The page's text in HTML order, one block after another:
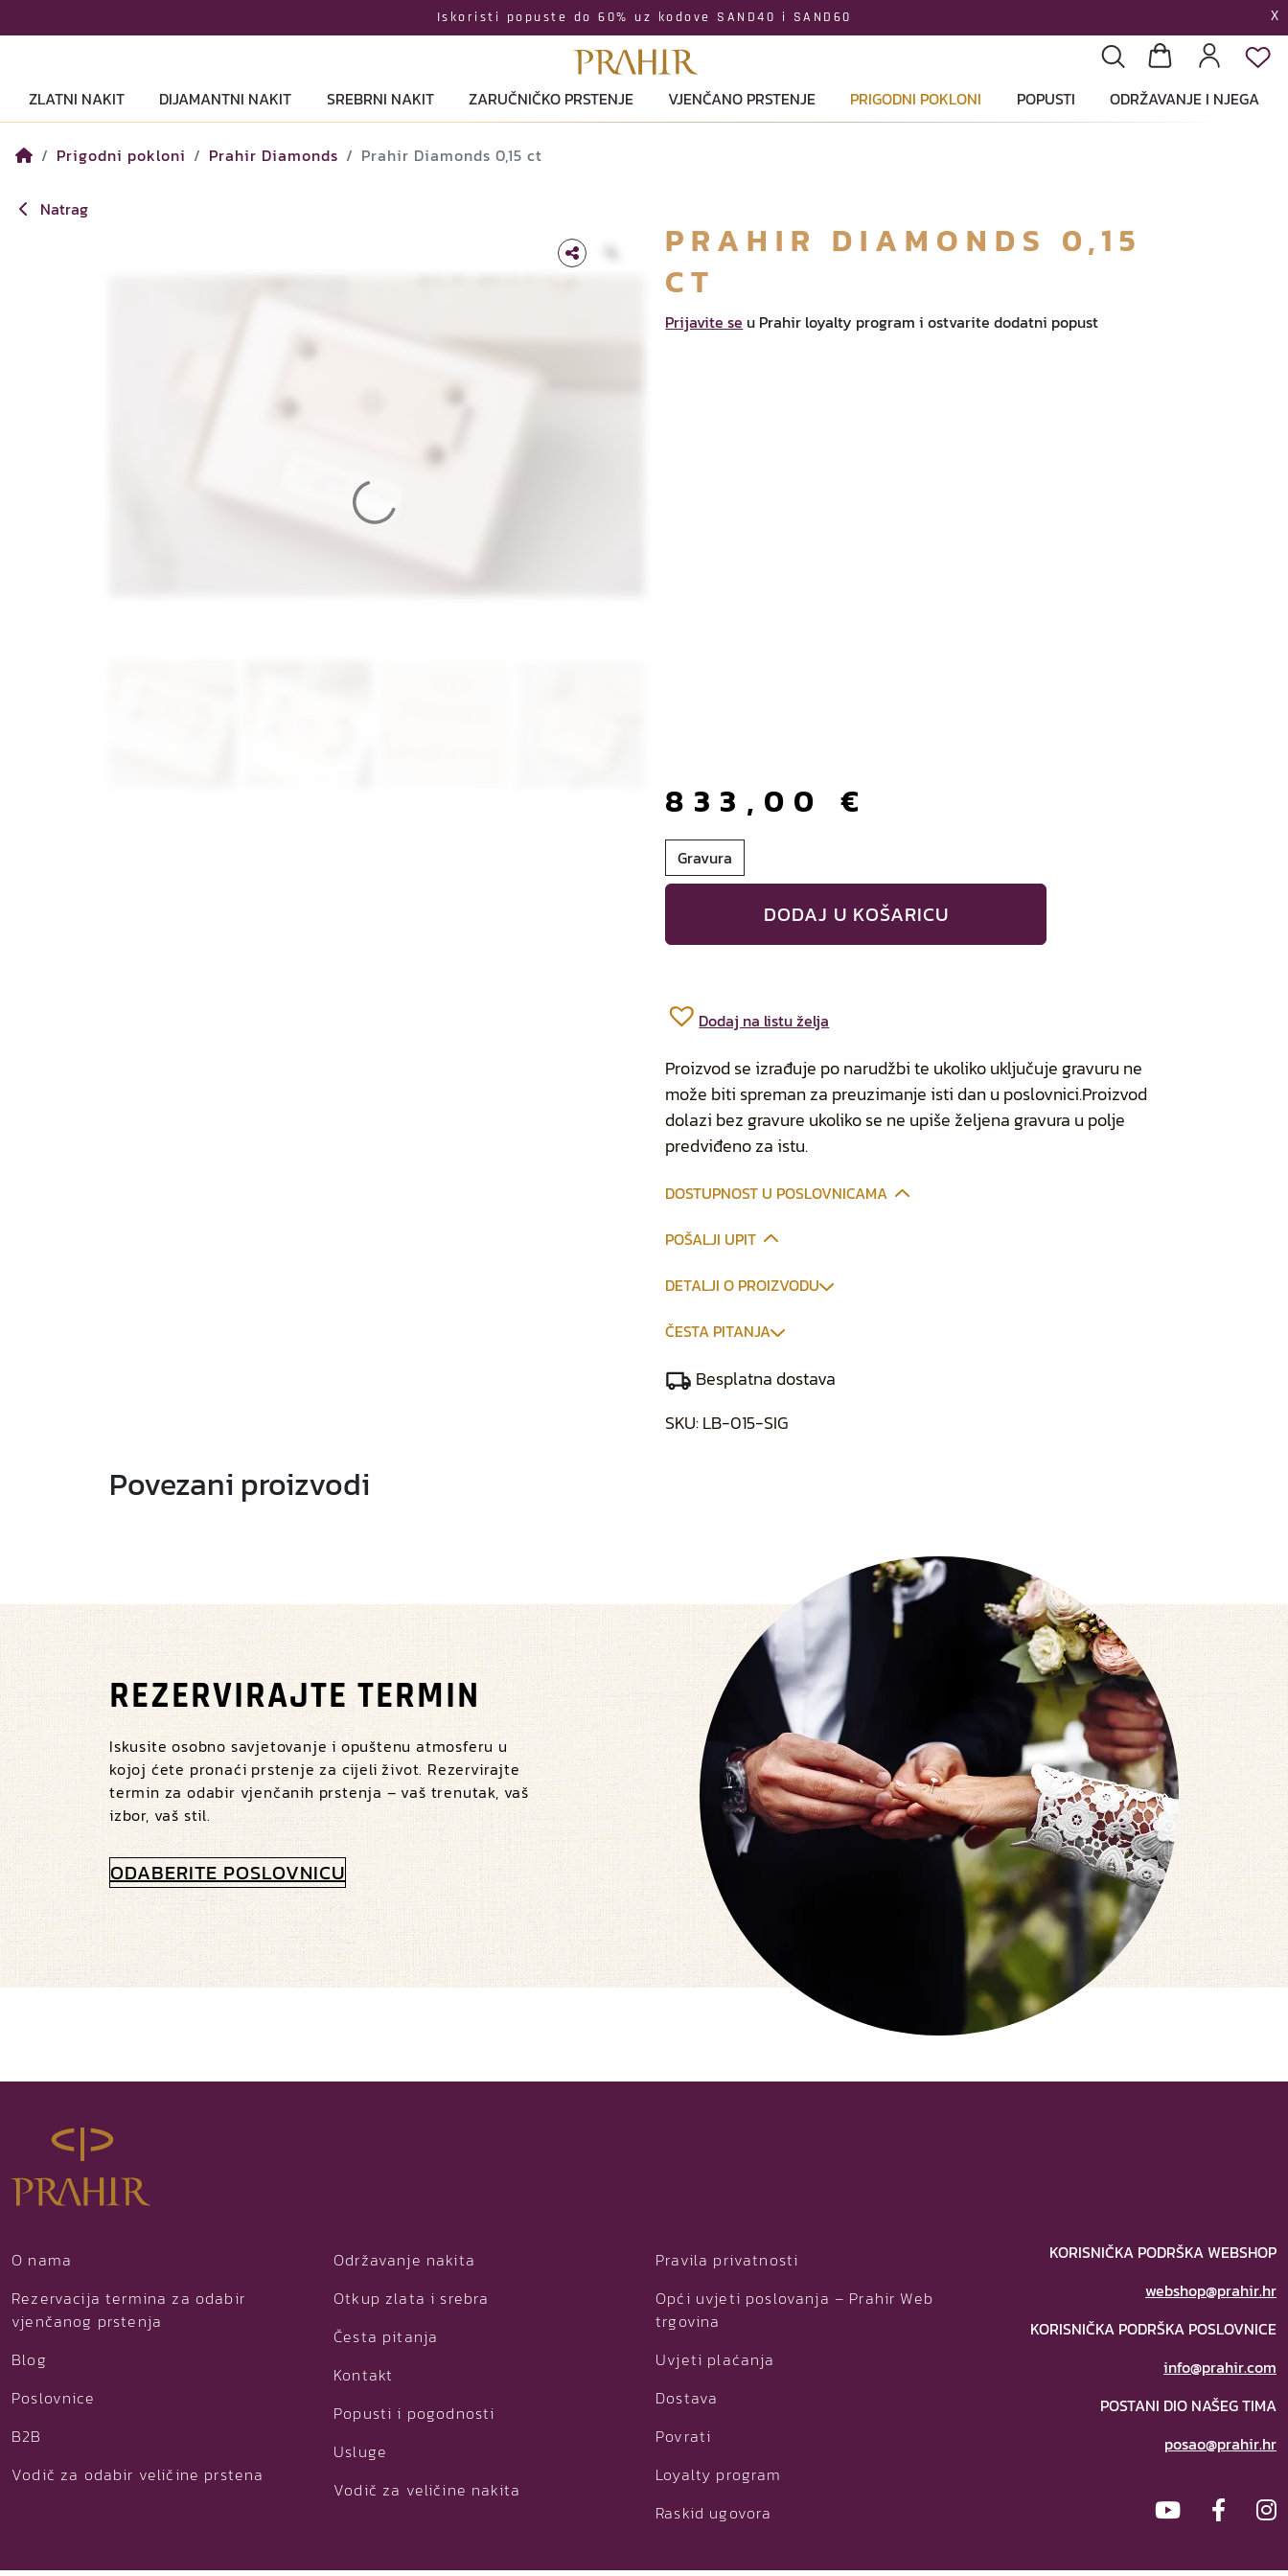
Iskoristi popuste do 60% uz kodove SAND40 i SAND60 X
ZLATNI NAKIT
DIJAMANTNI NAKIT SREBRNI NAKIT ZARUČNIČKO PRSTENJE VJENČANO PRSTENJE PRIGODNI POKLONI POPUSTI ODRŽAVANJE I NJEGA
Prigodni pokloni Prahir Diamonds Prahir Diamonds 0,15 ct
Natrag
PRAHIR DIAMONDS 0,15
CT
Prijavite se u Prahir loyalty program i ostvarite dodatni popust
833,00€
Gravura
DODAJ U KOŠARICU
Dodaj na listu želja
Proizvod se izrađuje po narudžbi te ukoliko uključuje gravuru ne
može biti spreman za preuzimanje isti dan u poslovnici.Proizvod
dolazi bez gravure ukoliko se ne upiše željena gravura u polje
predviđeno za istu.
DOSTUPNOST U POSLOVNICAMA
POŠALJI UPIT
DETALJI O PROIZVODU
ČESTA PITANJA
Besplatna dostava
SKU:LB-015-SIG
Povezani proizvodi
REZERVIRAJTE TERMIN
Iskusite osobno savjetovanje i opuštenu atmosferu u
kojoj ćete pronaći prstenje za cijeli život. Rezervirajte
termin za odabir vjenčanih prstenja – vaš trenutak, vaš
izbor, vaš stil.
ODABERITE POSLOVNICU
O nama
Rezervacija termina za odabir
vjenčanog prstenja
Blog
Poslovnice
B2B
Vodič za odabir veličine prstena
Održavanje nakita
Otkup zlata i srebra
Česta pitanja
Kontakt
Popusti i pogodnosti
Usluge
Vodič za veličine nakita
Pravila privatnosti
Opći uvjeti poslovanja – Prahir Web
trgovina
Uvjeti plaćanja
Dostava
Povrati
Loyalty program
Raskid ugovora
KORISNIČKA PODRŠKA WEBSHOP
webshop@prahir.hr
KORISNIČKA PODRŠKA POSLOVNICE
info@prahir.com
POSTANI DIO NAŠEG TIMA
posao@prahir.hr